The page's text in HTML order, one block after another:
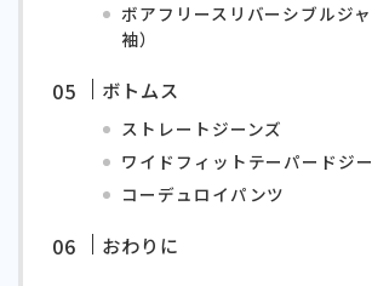
ボアフリースリバーシブルジ
袖）
ボトムス
ストレートジーンズ
ワイドフィットテーパードジ
コーデュロイパンツ
おわりに